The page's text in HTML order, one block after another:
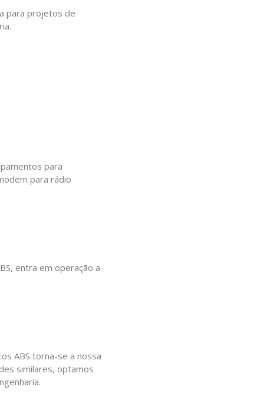
para projetos de
para
para rádio
entra em operação a
ABS torna-se a nossa
similares, optamos